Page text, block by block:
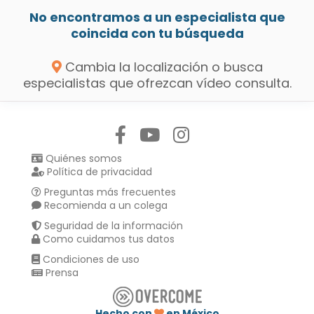
No encontramos a un especialista que
coincida con tu búsqueda
Cambia la localización o busca
especialistas que ofrezcan vídeo consulta.
Quiénes somos
Política de privacidad
Preguntas más frecuentes
Recomienda a un colega
Seguridad de la información
Como cuidamos tus datos
Condiciones de uso
Prensa